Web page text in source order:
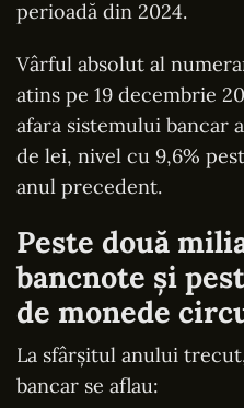
perioadă din 2024.
Vârful absolut al
atins pe 19 decembrie
afara sistemului bancar
de lei, nivel cu 9,6%
anul precedent.
Peste două
bancnote și
de monede
La sfârșitul anului
bancar se aflau: